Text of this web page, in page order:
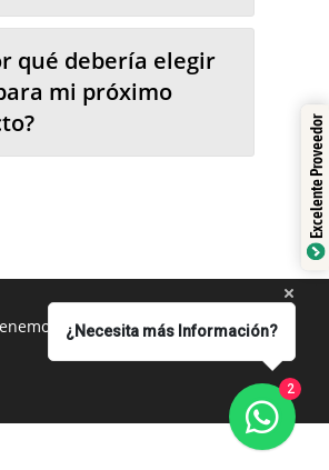
¿Necesita más Información?
2
qué debería elegir
mi próximo
se los conseguimos
Excelente Proveedor